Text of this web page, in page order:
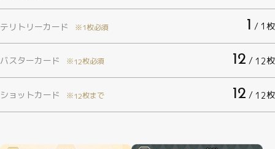
テリトリーカード ※1枚必須 1 / 1枚
バスターカード ※12枚必須 12 / 12枚
ショットカード ※12枚まで 12 / 12枚